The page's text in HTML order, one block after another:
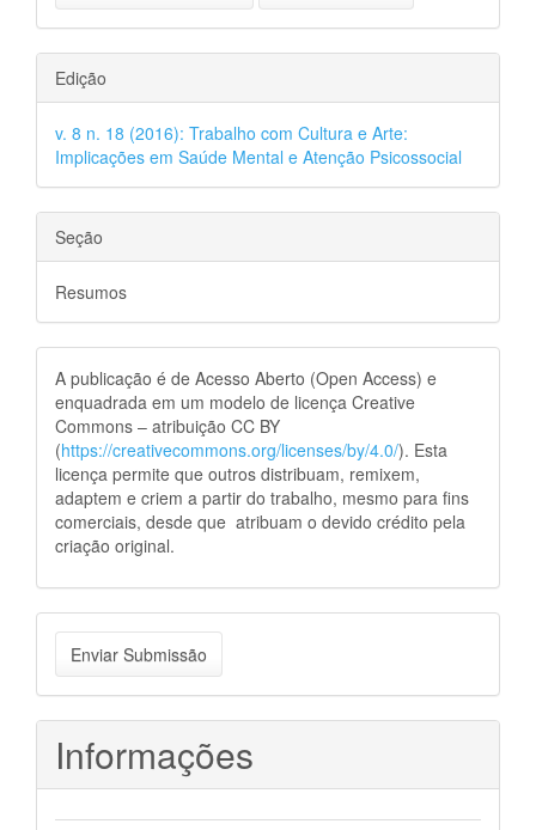
Edição
v. 8 n. 18 (2016): Trabalho com Cultura e Arte:
Implicações em Saúde Mental e Atenção Psicossocial
Seção
Resumos
A publicação é de Acesso Aberto (Open Access) e
enquadrada em um modelo de licença Creative
Commons – atribuição CC BY
(https://creativecommons.org/licenses/by/4.0/). Esta
licença permite que outros distribuam, remixem,
adaptem e criem a partir do trabalho, mesmo para fins
comerciais, desde que atribuam o devido crédito pela
criação original.
Enviar
Submissão
Enviar Submissão
Informações